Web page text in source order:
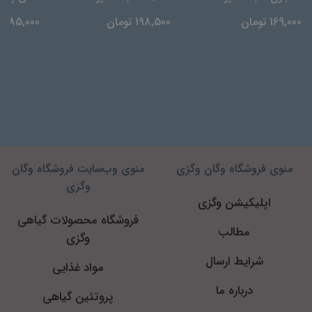
169,000 تومان 198,500 تومان 185,000 تومان
منوی فروشگاه وگان وگزی
اپلیکیشن وگزی
مطالب
شرایط ارسال
درباره ما
منوی وب‌سایت فروشگاه وگان
وگزی
فروشگاه محصولات گیاهی
وگزی
مواد غذایی
پروتئین گیاهی